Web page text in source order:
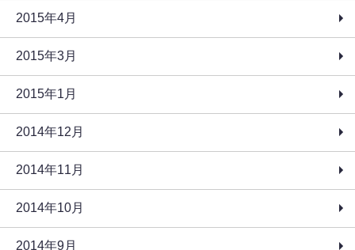
2015年4月
2015年3月
2015年1月
2014年12月
2014年11月
2014年10月
2014年9月